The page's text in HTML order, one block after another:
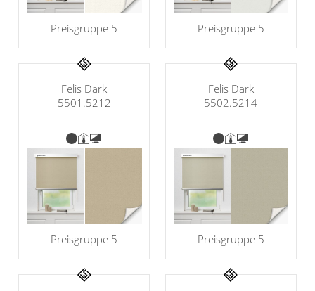
Preisgruppe 5 Preisgruppe 5
Felis Dark
5501.5212
Preisgruppe 5
Felis Dark
5502.5214
Preisgruppe 5